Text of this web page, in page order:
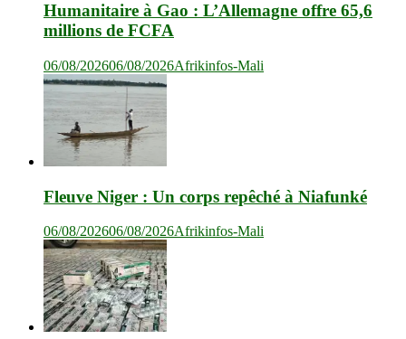
Humanitaire à Gao : L’Allemagne offre 65,6
millions de FCFA
06/08/202606/08/2026Afrikinfos-Mali
Fleuve Niger : Un corps repêché à Niafunké
06/08/202606/08/2026Afrikinfos-Mali